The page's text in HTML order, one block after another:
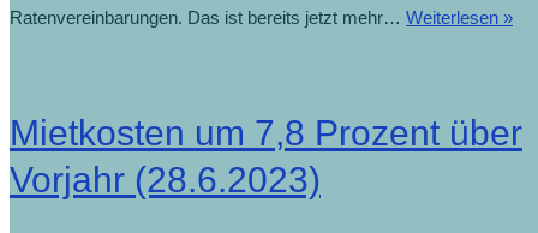
Ratenvereinbarungen. Das ist bereits jetzt mehr… Weiterlesen »
Mietkosten um 7,8 Prozent über
Vorjahr (28.6.2023)